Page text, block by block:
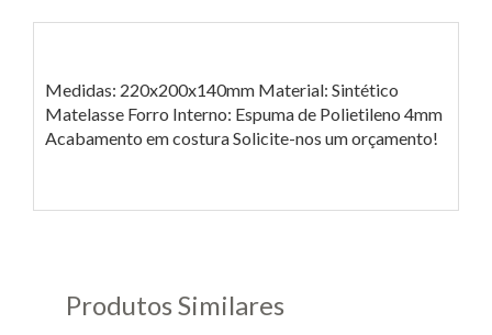
Medidas: 220x200x140mm Material: Sintético
Matelasse Forro Interno: Espuma de Polietileno 4mm
Acabamento em costura Solicite-nos um orçamento!
Produtos Similares